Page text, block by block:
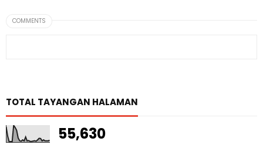
COMMENTS
TOTAL TAYANGAN HALAMAN
55,630